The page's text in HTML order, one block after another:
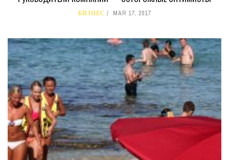
БИЗНЕС MAR 17, 2017